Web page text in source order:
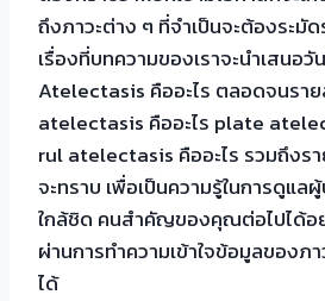
ถึงภาวะต่าง ๆ ที่จำเป็นจะต้องระมั
เรื่องที่บทความของเราจะนำเสนอ
Atelectasis คืออะไร ตลอดจนรา
atelectasis คืออะไร plate
rul atelectasis คืออะไร รวมถึงร
จะทราบ เพื่อเป็นความรู้ในการดูแล
ใกล้ชิด คนสำคัญของคุณต่อไปได้อ
ผ่านการทำความเข้าใจข้อมูลของภ
ได้